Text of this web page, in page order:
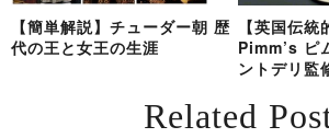
【簡単解説】チューダー朝 歴
代の王と女王の生涯
【英国伝統
Pimm’s ピ
ントデリ監
Related